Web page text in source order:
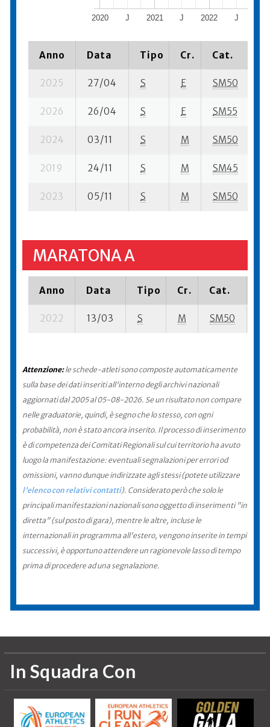
2020 2021 2022
J J J
Anno Data Tipo Cr. Cat.
2025 27/04 S E SM50
2026 26/04 S E SM55
2024 03/11 S M SM50
2019 24/11 S M SM45
2023 05/11 S M SM50
MARATONA A
Anno Data Tipo Cr. Cat.
2022 13/03 S M SM50
Attenzione:le schede-atleti sono composte automaticamente
sulla base dei dati inseriti all'interno degli archivi nazionali
aggiornati dal 2005 al 05-08-2026. Se un risultato non compare
nelle graduatorie, quindi, è segno che lo stesso, con ogni
probabilità, non è stato ancora inserito. Il processo di inserimento
è di competenza dei Comitati Regionali sul cui territorio ha avuto
luogo la manifestazione: eventuali segnalazioni per errori od
omissioni, vanno dunque indirizzate agli stessi (potete utilizzare
l'elenco con relativi contatti). Considerato però che solo le
principali manifestazioni nazionali sono oggetto di inserimenti "in
diretta" (sul posto di gara), mentre le altre, incluse le
internazionali in programma all'estero, vengono inserite in tempi
successivi, è opportuno attendere un ragionevole lasso di tempo
prima di procedere ad una segnalazione.
In Squadra Con